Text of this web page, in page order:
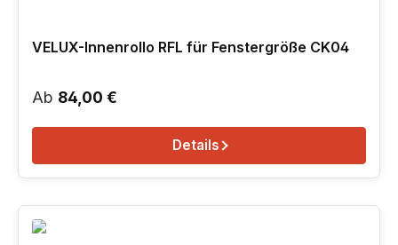
VELUX-Innenrollo RFL für Fenstergröße CK04
Regulärer Preis:
Ab 84,00 €
Details